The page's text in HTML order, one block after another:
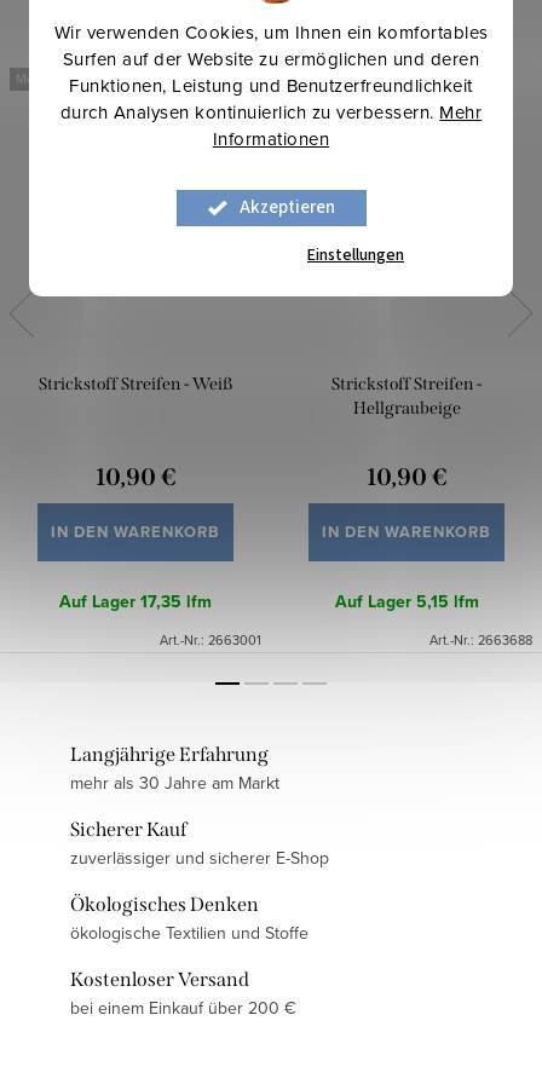
Wir verwenden Cookies, um Ihnen ein komfortables
Surfen auf der Website zu ermöglichen und deren
Funktionen, Leistung und Benutzerfreundlichkeit
durch Analysen kontinuierlich zu verbessern. Mehr
Informationen
Akzeptieren
Einstellungen
Mehr für weniger
Strickstoff Streifen - Weiß
10,90 €
IN DEN WARENKORB
Auf Lager17,35 lfm
Art.-Nr.: 2663001
Mehr für weniger
Strickstoff Streifen -
Hellgraubeige
10,90 €
IN DEN WARENKORB
Auf Lager 5,15 lfm
Art.-Nr.: 2663688
Langjährige Erfahrung
mehr als 30 Jahre am Markt
Sicherer Kauf
zuverlässiger und sicherer E-Shop
Ökologisches Denken
ökologische Textilien und Stoffe
Kostenloser Versand
bei einem Einkauf über 200 €